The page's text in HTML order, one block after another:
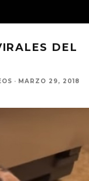
DEL
· MARZO 29, 2018